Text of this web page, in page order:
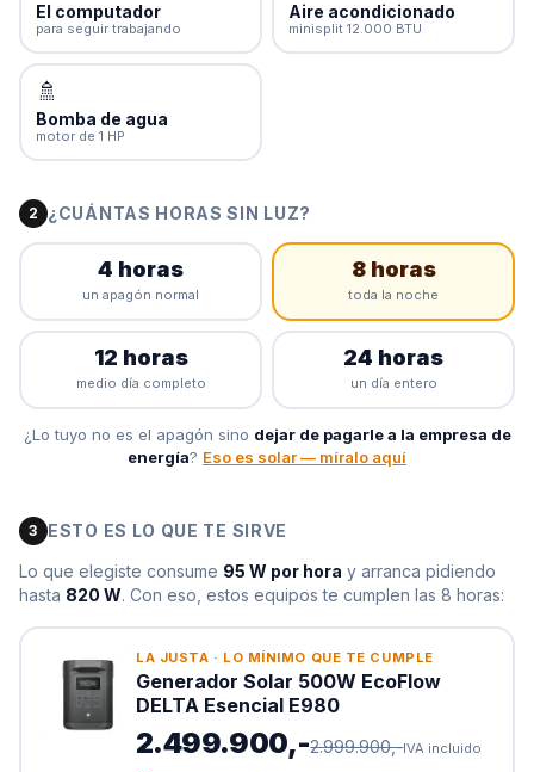
El computador
para seguir trabajando
Aire acondicionado
minisplit 12.000 BTU
🚿
Bomba de agua
motor de 1 HP
2 ¿CUÁNTAS HORAS SIN LUZ?
4 horas
un apagón normal
8 horas
toda la noche
12 horas
medio día completo
24 horas
un día entero
¿Lo tuyo no es el apagón sino dejar de pagarle a la empresa de
energía? Eso es solar — míralo aquí
3
ESTO ES LO QUE TE SIRVE
Lo que elegiste consume 95 W por hora y arranca pidiendo
hasta 820 W. Con eso, estos equipos te cumplen las 8 horas:
LA JUSTA · LO MÍNIMO QUE TE CUMPLE
Generador Solar 500W EcoFlow
DELTA Esencial E980
2.499.900,-2.999.900,-IVA incluido